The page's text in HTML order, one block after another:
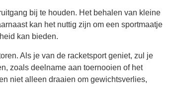
bij te houden. Het behalen van kleine
kan het nuttig zijn om een sportmaatje
kan bieden.
Als je van de racketsport geniet, zul je
zoals deelname aan toernooien of het
niet alleen draaien om gewichtsverlies,